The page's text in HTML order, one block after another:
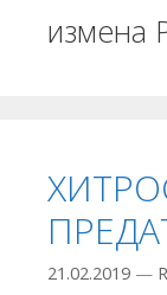
измена
21.02.2019 —